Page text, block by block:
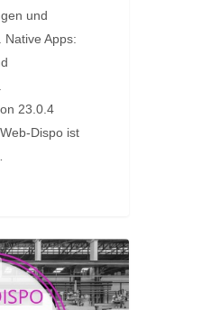
und
Apps:
23.0.4
Dispo ist